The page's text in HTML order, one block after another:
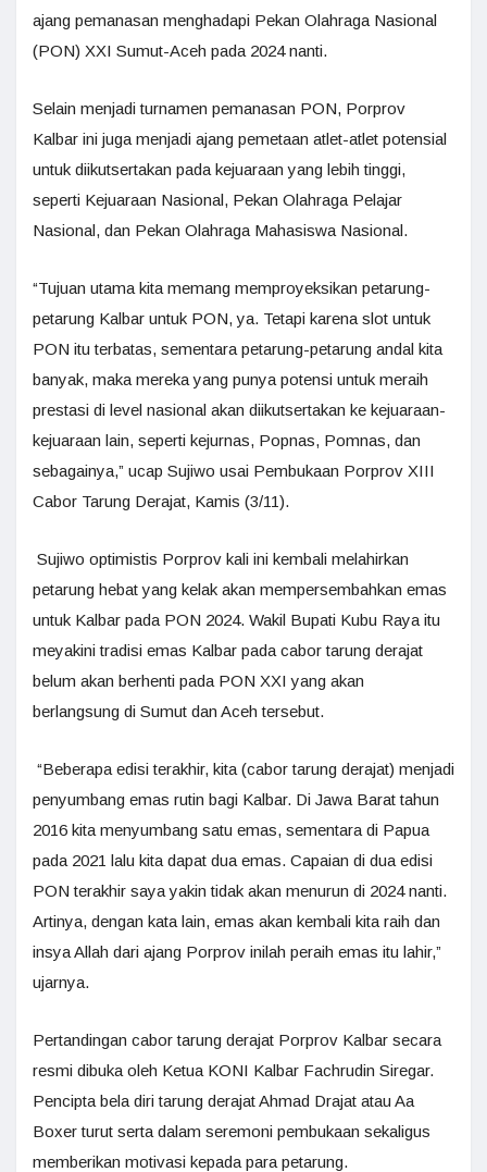
ajang pemanasan menghadapi Pekan Olahraga Nasional
(PON) XXI Sumut-Aceh pada 2024 nanti.
Selain menjadi turnamen pemanasan PON, Porprov
Kalbar ini juga menjadi ajang pemetaan atlet-atlet potensial
untuk diikutsertakan pada kejuaraan yang lebih tinggi,
seperti Kejuaraan Nasional, Pekan Olahraga Pelajar
Nasional, dan Pekan Olahraga Mahasiswa Nasional.
“Tujuan utama kita memang memproyeksikan petarung-
petarung Kalbar untuk PON, ya. Tetapi karena slot untuk
PON itu terbatas, sementara petarung-petarung andal kita
banyak, maka mereka yang punya potensi untuk meraih
prestasi di level nasional akan diikutsertakan ke kejuaraan-
kejuaraan lain, seperti kejurnas, Popnas, Pomnas, dan
sebagainya,” ucap Sujiwo usai Pembukaan Porprov XIII
Cabor Tarung Derajat, Kamis (3/11).
Sujiwo optimistis Porprov kali ini kembali melahirkan
petarung hebat yang kelak akan mempersembahkan emas
untuk Kalbar pada PON 2024. Wakil Bupati Kubu Raya itu
meyakini tradisi emas Kalbar pada cabor tarung derajat
belum akan berhenti pada PON XXI yang akan
berlangsung di Sumut dan Aceh tersebut.
“Beberapa edisi terakhir, kita (cabor tarung derajat) menjadi
penyumbang emas rutin bagi Kalbar. Di Jawa Barat tahun
2016 kita menyumbang satu emas, sementara di Papua
pada 2021 lalu kita dapat dua emas. Capaian di dua edisi
PON terakhir saya yakin tidak akan menurun di 2024 nanti.
Artinya, dengan kata lain, emas akan kembali kita raih dan
insya Allah dari ajang Porprov inilah peraih emas itu lahir,”
ujarnya.
Pertandingan cabor tarung derajat Porprov Kalbar secara
resmi dibuka oleh Ketua KONI Kalbar Fachrudin Siregar.
Pencipta bela diri tarung derajat Ahmad Drajat atau Aa
Boxer turut serta dalam seremoni pembukaan sekaligus
memberikan motivasi kepada para petarung.